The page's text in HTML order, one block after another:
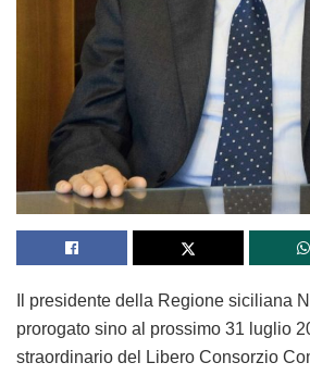
Il presidente della Regione siciliana
prorogato sino al prossimo 31 luglio
straordinario del Libero Consorzio